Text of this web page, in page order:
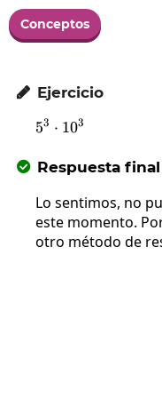
Conceptos
 Ejercicio
5^3\cdot10^3
53 ⋅ 103
 Respuesta
Lo sentimos, no
este momento.
otro método de